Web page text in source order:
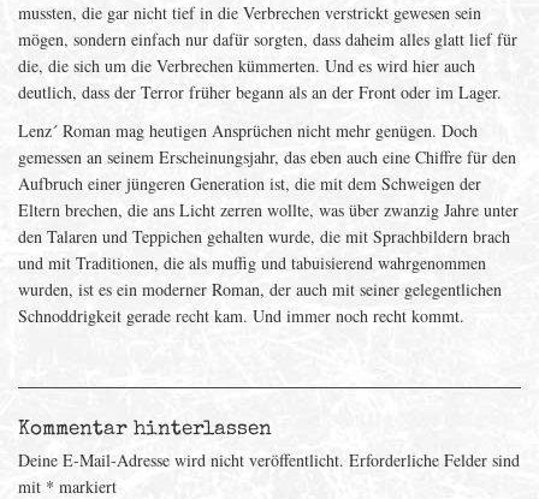
mussten, die gar nicht tief in die Verbrechen verstrickt gewesen sein
mögen, sondern einfach nur dafür sorgten, dass daheim alles glatt lief für
die, die sich um die Verbrechen kümmerten. Und es wird hier auch
deutlich, dass der Terror früher begann als an der Front oder im Lager.
Lenz´ Roman mag heutigen Ansprüchen nicht mehr genügen. Doch
gemessen an seinem Erscheinungsjahr, das eben auch eine Chiffre für den
Aufbruch einer jüngeren Generation ist, die mit dem Schweigen der
Eltern brechen, die ans Licht zerren wollte, was über zwanzig Jahre unter
den Talaren und Teppichen gehalten wurde, die mit Sprachbildern brach
und mit Traditionen, die als muffig und tabuisierend wahrgenommen
wurden, ist es ein moderner Roman, der auch mit seiner gelegentlichen
Schnoddrigkeit gerade recht kam. Und immer noch recht kommt.
Kommentar hinterlassen
Deine E-Mail-Adresse wird nicht veröffentlicht. Erforderliche Felder sind
mit * markiert